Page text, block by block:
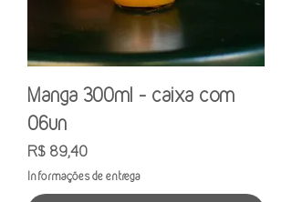
Manga 300ml - caixa com
06un
Preço
R$ 89,40
Informações de entrega